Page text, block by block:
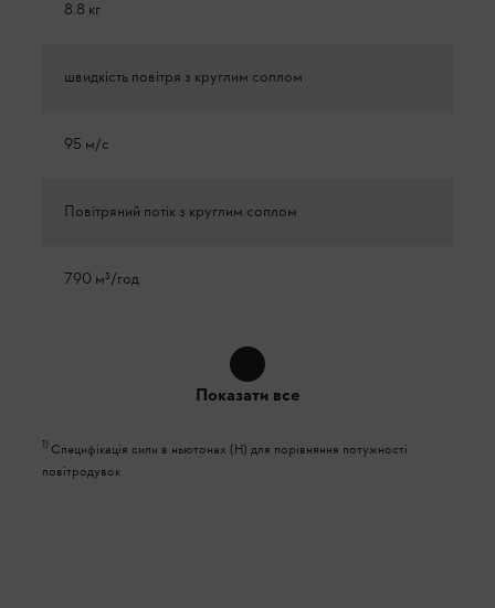
8.8 кг
швидкість повітря з круглим соплом
95 м/с
Повітряний потік з круглим соплом
790 м³/год
Показати все
1) Специфікація сили в ньютонах (Н) для порівняння потужності
повітродувок